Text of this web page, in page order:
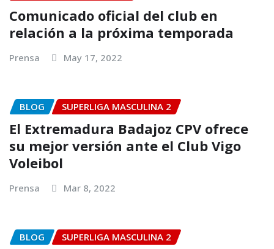
Comunicado oficial del club en
relación a la próxima temporada
Prensa May 17, 2022
BLOG SUPERLIGA MASCULINA 2
El Extremadura Badajoz CPV ofrece
su mejor versión ante el Club Vigo
Voleibol
Prensa Mar 8, 2022
BLOG SUPERLIGA MASCULINA 2